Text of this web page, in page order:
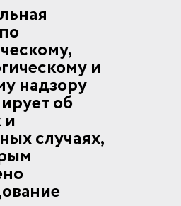
и
надзору
об
и
случаях,